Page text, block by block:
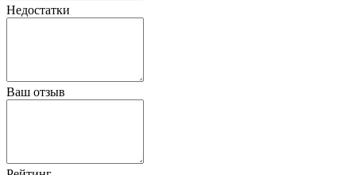
Недостатки
Ваш отзыв